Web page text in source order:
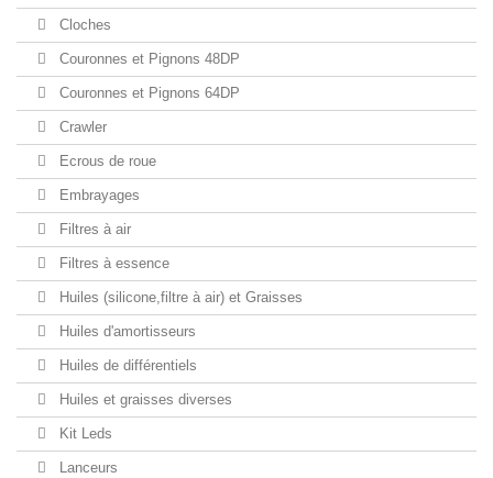
Cloches
Couronnes et Pignons 48DP
Couronnes et Pignons 64DP
Crawler
Ecrous de roue
Embrayages
Filtres à air
Filtres à essence
Huiles (silicone,filtre à air) et Graisses
Huiles d'amortisseurs
Huiles de différentiels
Huiles et graisses diverses
Kit Leds
Lanceurs